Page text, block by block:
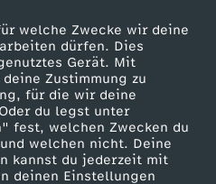
welche Zwecke wir deine
dürfen. Dies
Gerät. Mit
Zustimmung zu
für die wir deine
du legst unter
fest, welchen Zwecken du
welchen nicht. Deine
kannst du jederzeit mit
deinen Einstellungen